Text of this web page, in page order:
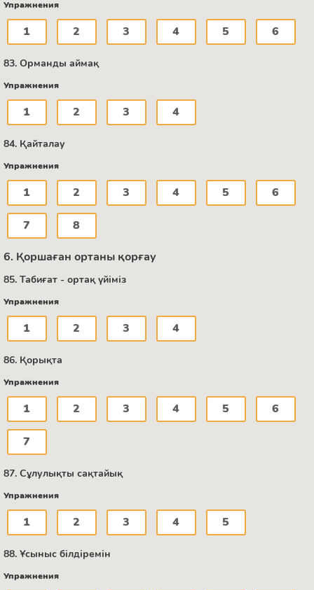
Упражнения
1 2 3 4 5 6
83. Орманды аймақ
Упражнения
1 2 3 4
84. Қайталау
Упражнения
1 2 3 4 5 6
7 8
6. Қоршаған ортаны қорғау
85. Табиғат - ортақ үйіміз
Упражнения
1 2 3 4
86. Қорықта
Упражнения
1 2 3 4 5 6
7
87. Сұлулықты сақтайық
Упражнения
1 2 3 4 5
88. Ұсыныс білдіремін
Упражнения